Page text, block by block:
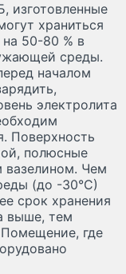
изготовленные
храниться
50-80 % в
среды.
началом
электролита
Поверхность
полюсные
вазелином. Чем
(до -30°С)
срок хранения
выше, тем
где